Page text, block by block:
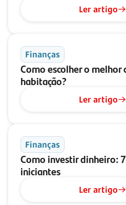
Ler artigo
Finanças
Como escolher o melhor
habitação?
Ler artigo
Finanças
Como investir dinheiro:
iniciantes
Ler artigo